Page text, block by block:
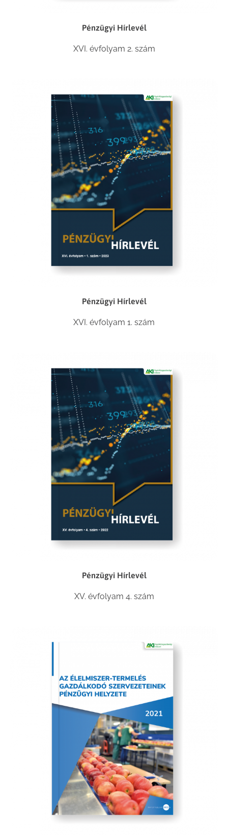
Pénzügyi Hírlevél
XVI. évfolyam 2. szám
Pénzügyi Hírlevél
XVI. évfolyam 1. szám
Pénzügyi Hírlevél
XV. évfolyam 4. szám